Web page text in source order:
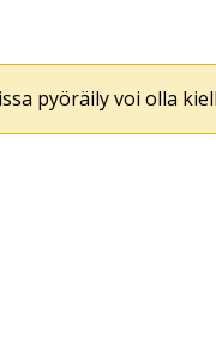
pyöräily voi olla